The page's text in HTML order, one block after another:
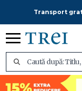
Transport